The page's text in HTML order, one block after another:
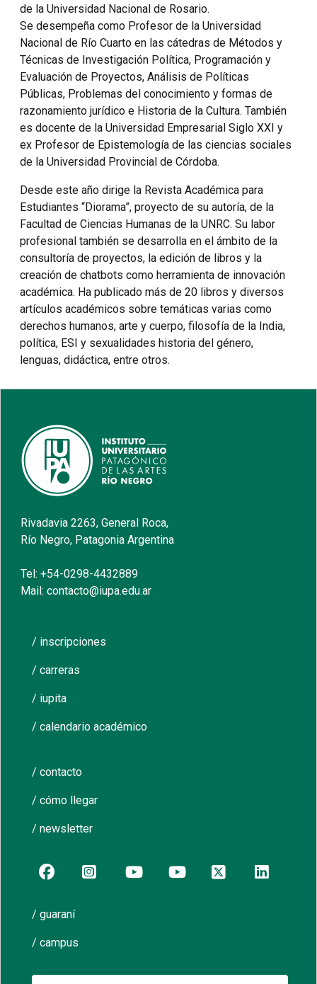
de la Universidad Nacional de Rosario.
Se desempeña como Profesor de la Universidad
Nacional de Río Cuarto en las cátedras de Métodos y
Técnicas de Investigación Política, Programación y
Evaluación de Proyectos, Análisis de Políticas
Públicas, Problemas del conocimiento y formas de
razonamiento jurídico e Historia de la Cultura. También
es docente de la Universidad Empresarial Siglo XXI y
ex Profesor de Epistemología de las ciencias sociales
de la Universidad Provincial de Córdoba.
Desde este año dirige la Revista Académica para
Estudiantes “Diorama”, proyecto de su autoría, de la
Facultad de Ciencias Humanas de la UNRC. Su labor
profesional también se desarrolla en el ámbito de la
consultoría de proyectos, la edición de libros y la
creación de chatbots como herramienta de innovación
académica. Ha publicado más de 20 libros y diversos
artículos académicos sobre temáticas varias como
derechos humanos, arte y cuerpo, filosofía de la India,
política, ESI y sexualidades historia del género,
lenguas, didáctica, entre otros.
Rivadavia 2263, General Roca,
Río Negro, Patagonia Argentina
Tel: +54-0298-4432889
Mail: contacto@iupa.edu.ar
/ inscripciones
/ carreras
/ iupita
/ calendario académico
/ contacto
/ cómo llegar
/ newsletter
/ guaraní
/ campus